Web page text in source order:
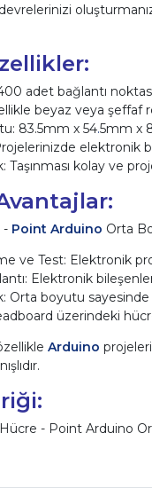
400 adet bağlantı
beyaz veya şeffaf
83.5mm x 54.5mm x
elektronik
Taşınması kolay ve
- Point Arduino Orta
ve Test: Elektronik
Elektronik
Orta boyutu
üzerindeki
Arduino
- Point Arduino